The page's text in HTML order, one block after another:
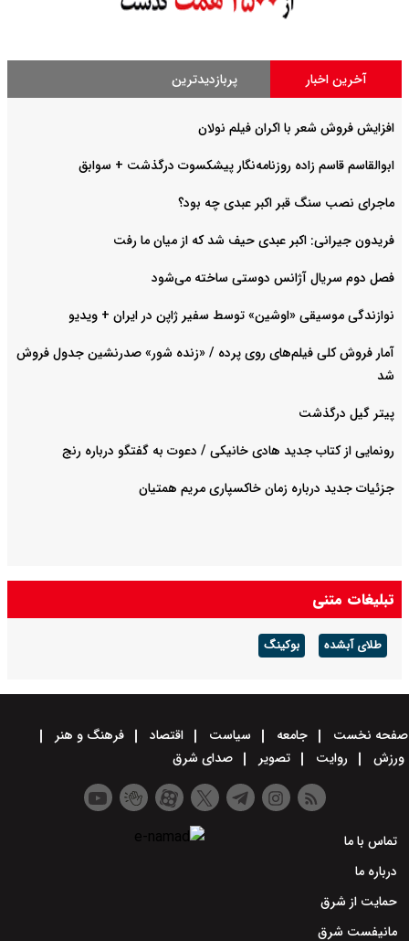
آخرین اخبار پربازدیدترین
افزایش فروش شعر با اکران فیلم نولان
ابوالقاسم قاسم زاده روزنامه‌نگار پیشکسوت درگذشت + سوابق
ماجرای نصب سنگ قبر اکبر عبدی چه بود؟
فریدون جیرانی: اکبر عبدی حیف شد که از میان ما رفت
فصل دوم سریال آژانس دوستی ساخته می‌شود
نوازندگی موسیقی «اوشین» توسط سفیر ژاپن در ایران + ویدیو
آمار فروش کلی فیلم‌های روی پرده / «زنده شور» صدرنشین جدول فروش
شد
پیتر گیل درگذشت
رونمایی از کتاب جدید هادی خانیکی / دعوت به گفتگو درباره رنج
جزئیات جدید درباره زمان خاکسپاری مریم همتیان
تبلیغات متنی
طلای آبشده بوکینگ
صفحه نخست جامعه سیاست اقتصاد
فرهنگ و هنر
ورزش
روایت تصویر صدای شرق
تماس با ما
درباره ما
حمایت از شرق
مانیفست شرق